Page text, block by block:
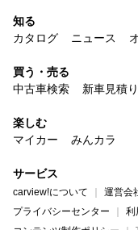
知る
カタログ
ニュース
買う・売る
中古車検索
新車見積り
楽しむ
マイカー
みんカラ
サービス
carview!について 運営会
プライバシーセンター
利